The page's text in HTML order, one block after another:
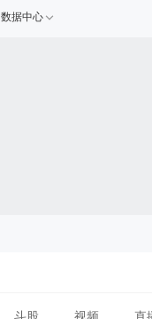
数据中心
斗股 视频 直